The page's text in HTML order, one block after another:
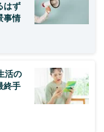
はず
事情
活の
終手